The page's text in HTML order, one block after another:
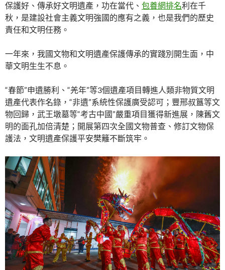
保護好、傳承好文明遺產，功在當代、 包養網排名利在千
秋，是建設社會主義文明強國的應有之義，也是我們的歷史
責任和文明任務。
一年來，我國文物和文明遺產保護傳承的實踐別開生面，中
華文明生生不息。
“春節”申遺勝利、“羌年”等3個遺產項目轉進人類非物質文明
遺產代表作名錄，“非遺”系統性保護廣受認可；豐邢叔簋等文
物回歸，武王墩墓等“考古中國”嚴重項目獲得新進展，陳舊文
明的面孔加倍清楚；開展第四次全國文物普查、修訂文物保
護法，文明遺產保護平安樊籬不斷筑牢。